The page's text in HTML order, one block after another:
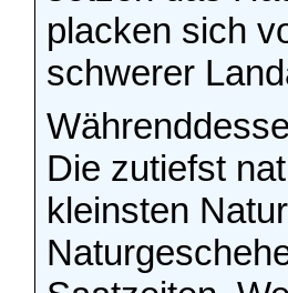
placken sich
schwerer
Die zutiefst
kleinsten